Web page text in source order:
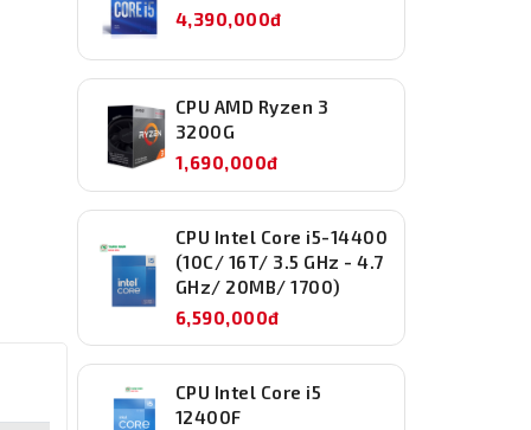
4,390,000đ
CPU AMD Ryzen 3
3200G
1,690,000đ
CPU Intel Core i5-14400
(10C/ 16T/ 3.5 GHz - 4.7
GHz/ 20MB/ 1700)
6,590,000đ
CPU Intel Core i5
12400F